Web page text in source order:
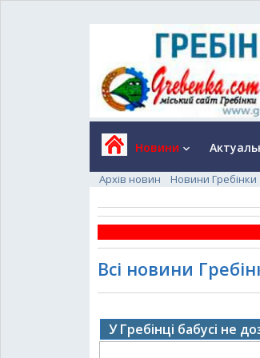
Новини keyboard_arrow_down
Архів новин Новини Гребінки
Всі новини
У Гребінці бабусі не